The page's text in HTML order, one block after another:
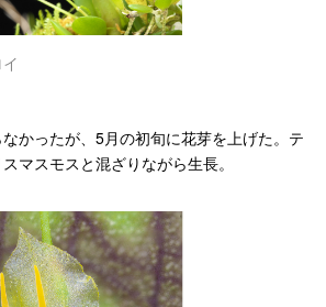
かったが、5月の初旬に花芽を上げた。テ
マスモスと混ざりながら生長。